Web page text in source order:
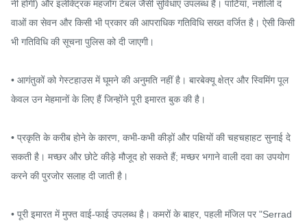
नी होगी) और इलेक्ट्रिक महजोंग टेबल जैसी सुविधाएं उपलब्ध हैं। पार्टियां, नशीली द
वाओं का सेवन और किसी भी प्रकार की आपराधिक गतिविधि सख्त वर्जित है। ऐसी किसी
भी गतिविधि की सूचना पुलिस को दी जाएगी।
• आगंतुकों को गेस्टहाउस में घूमने की अनुमति नहीं है। बारबेक्यू क्षेत्र और स्विमिंग पूल
केवल उन मेहमानों के लिए हैं जिन्होंने पूरी इमारत बुक की है।
• प्रकृति के करीब होने के कारण, कभी-कभी कीड़ों और पक्षियों की चहचहाहट सुनाई दे
सकती है। मच्छर और छोटे कीड़े मौजूद हो सकते हैं; मच्छर भगाने वाली दवा का उपयोग
करने की पुरजोर सलाह दी जाती है।
• पूरी इमारत में मुफ्त वाई-फाई उपलब्ध है। कमरों के बाहर, पहली मंजिल पर "Serrad